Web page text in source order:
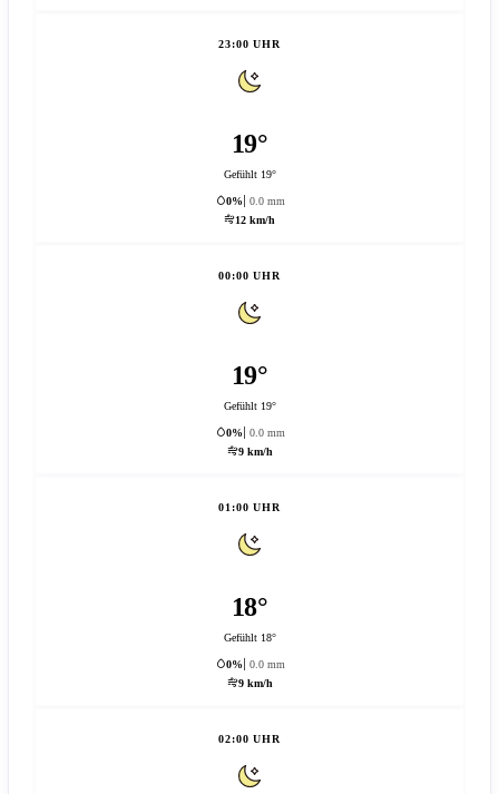
23:00 UHR
19°
Gefühlt 19°
0%
0.0 mm
12 km/h
00:00 UHR
19°
Gefühlt 19°
0%
0.0 mm
9 km/h
01:00 UHR
18°
Gefühlt 18°
0%
0.0 mm
9 km/h
02:00 UHR